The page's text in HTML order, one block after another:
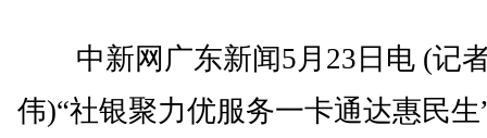
中新网广东新闻5月23日电 (记
伟)“社银聚力优服务一卡通达惠民